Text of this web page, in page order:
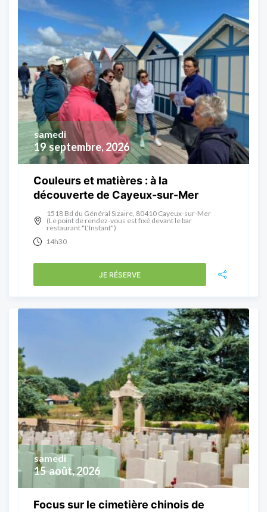
19 septembre, 2026
samedi
Couleurs et matières : à la
découverte de Cayeux-sur-Mer
1518 Bd du Général Sizaire, 80410 Cayeux-sur-Mer
(Le point de rendez-vous est fixé devant le bar
restaurant "L'Instant")
14h30
JE RÉSERVE
15 août, 2026
samedi
Focus sur le cimetière chinois de